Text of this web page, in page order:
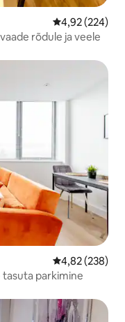
Keskmine
4,92 (224)
rõdule ja veele
Keskmine
4,82 (238)
tasuta parkimine